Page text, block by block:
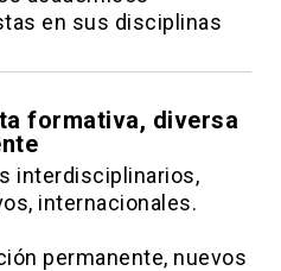
en sus disciplinas
formativa, diversa
interdisciplinarios,
internacionales.
permanente, nuevos